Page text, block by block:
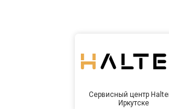
Сервисный центр
Иркутске